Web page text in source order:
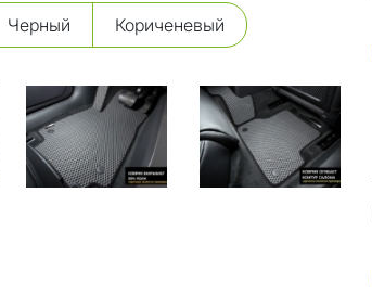
Черный Кориченевый